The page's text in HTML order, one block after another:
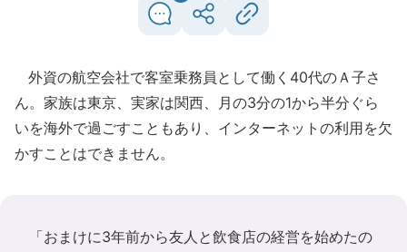
外資の航空会社で客室乗務員として働く40代のＡ子さ
ん。家族は東京、実家は関西、月の3分の1から半分ぐら
いを海外で過ごすこともあり、インターネットの利用を欠
かすことはできません。
「おまけに3年前から友人と飲食店の経営を始めたの